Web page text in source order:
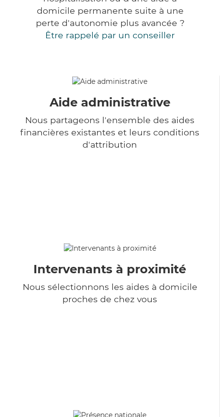
domicile permanente suite à une
perte d'autonomie plus avancée ?
Être rappelé par un conseiller
Aide administrative
Nous partageons l'ensemble des aides
financières existantes et leurs conditions
d'attribution
Intervenants à proximité
Nous sélectionnons les aides à domicile
proches de chez vous